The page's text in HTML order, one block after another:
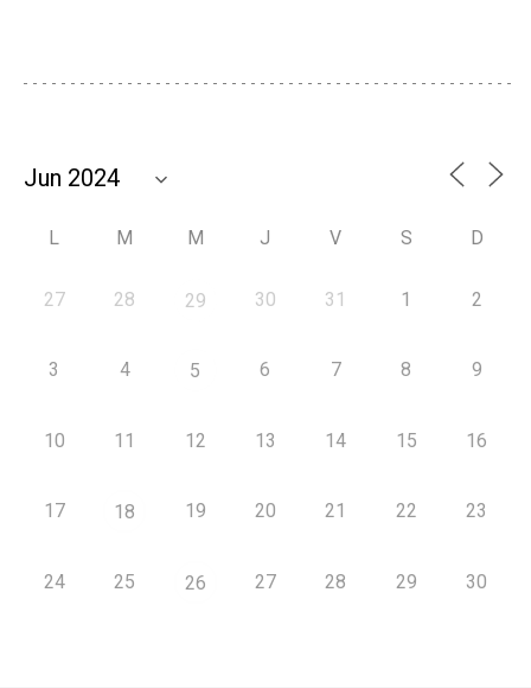
L M M J V S D
27 28 29 30 31 1 2
3 4 5 6 7 8 9
10 11 12 13 14 15 16
17 18 19 20 21 22 23
24 25 26 27 28 29 30